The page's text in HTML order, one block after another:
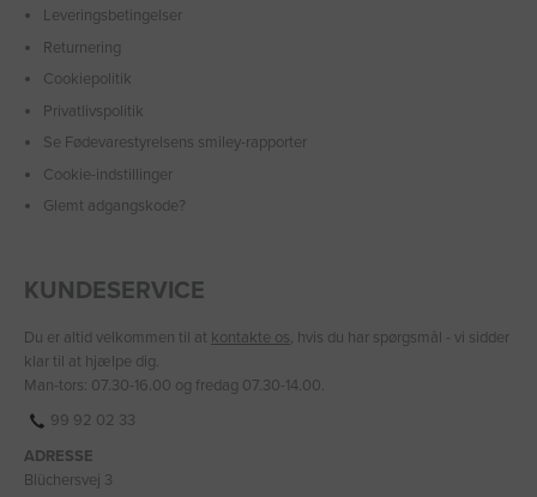
Leveringsbetingelser
Returnering
Cookiepolitik
Privatlivspolitik
Se Fødevarestyrelsens smiley-rapporter
Cookie-indstillinger
Glemt adgangskode?
KUNDESERVICE
Du er altid velkommen til at kontakte os, hvis du har spørgsmål - vi sidder
klar til at hjælpe dig.
Man-tors: 07.30-16.00 og fredag 07.30-14.00.
99 92 02 33
ADRESSE
Blüchersvej 3